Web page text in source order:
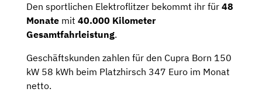
Den sportlichen Elektroflitzer bekommt ihr für 48
Monate mit 40.000 Kilometer
Gesamtfahrleistung.
Geschäftskunden zahlen für den Cupra Born 150
kW 58 kWh beim Platzhirsch 347 Euro im Monat
netto.